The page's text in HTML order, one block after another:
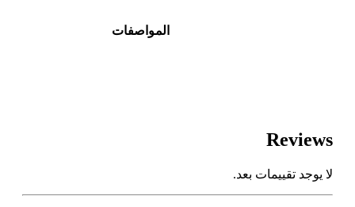
المواصفات
Reviews
لا يوجد تقييمات بعد.